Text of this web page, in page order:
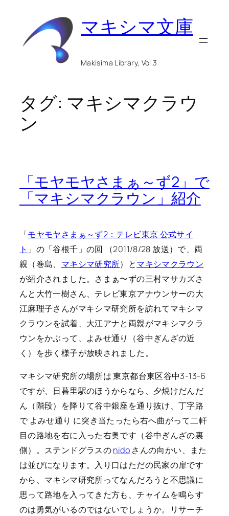
マキシマ文庫
Makisima Library, Vol.3
タグ: マキシマクラウ
ン
「モヤモヤさまぁ～ず2」で
「マキシマクラウン」紹介
「モヤモヤさまぁ～ず2：テレビ東京 公式サイ
ト 」の「谷根千」の回 （2011/8/28 放送）で、両
親（巻島、 マキシマ研究所）とマキシマクラウン
が紹介されました。さまぁ〜ずの三村マサカズさ
んと大竹一樹さん、テレビ東京アナウンサーの大
江麻理子さんがマキシマ研究所を訪れてマキシマ
クラウンを試着、大江アナと両親がマキシマクラ
ウンをかぶって、よみせ通り（谷中ぎんざの近
く）を歩く様子が放映されました。
マキシマ研究所の場所は 東京都台東区谷中3-13-6
ですが、日暮里駅のほうからなら、夕焼けだんだ
ん（階段）を降りて谷中銀座を通り抜け、丁字路
で よみせ通り に突き当たったら右へ曲がって二軒
目の路地を右に入った右奥です（谷中ぎんざの裏
側）。ステンドグラスのnidoさんの向かい、また
は並びになります。入り口はただの民家の扉です
から、マキシマ研究所ってなんだろうと不思議に
思って路地を入ってきた方も、チャイムを鳴らす
のは勇気がいるのではないでしょうか。リサーチ